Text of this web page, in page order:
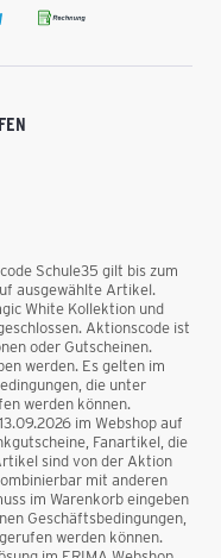
Schule35 gilt bis zum
ausgewählte Artikel.
White Kollektion und
Aktionscode ist
oder Gutscheinen.
werden. Es gelten im
die unter
werden können.
im Webshop auf
Fanartikel, die
sind von der Aktion
mit anderen
im Warenkorb eingeben
Geschäftsbedingungen,
werden können.